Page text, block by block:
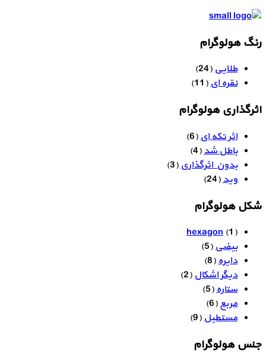
رنگ هولوگرام
طلایی(24)
نقره ای(11)
اثرگذاری هولوگرام
اثر تکه ای(6)
باطل شد(4)
بدون اثرگذاری(3)
وید(24)
شکل هولوگرام
hexagon (1)
بیضی(5)
دایره(8)
دیگر اشکال(2)
ستاره(5)
مربع(6)
مستطیل(9)
جنس هولوگرام